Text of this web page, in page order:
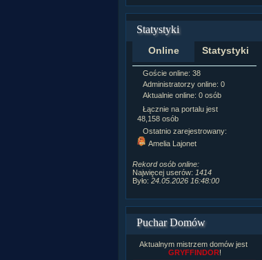
Statystyki
Online Statystyki
Goście online: 38
Administratorzy online: 0
Aktualnie online: 0 osób
Łącznie na portalu jest
48,158 osób
Ostatnio zarejestrowany:
Amelia Lajonet
Rekord osób online:
Najwięcej userów: 1414
Było: 24.05.2026 16:48:00
Puchar Domów
Aktualnym mistrzem domów jest
GRYFFINDOR!